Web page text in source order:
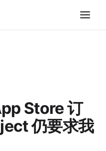
Store 订
仍要求我